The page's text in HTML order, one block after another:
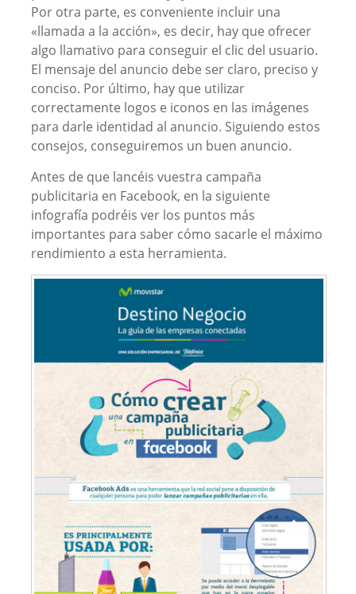
Por otra parte, es conveniente incluir una
«llamada a la acción», es decir, hay que ofrecer
algo llamativo para conseguir el clic del usuario.
El mensaje del anuncio debe ser claro, preciso y
conciso. Por último, hay que utilizar
correctamente logos e iconos en las imágenes
para darle identidad al anuncio. Siguiendo estos
consejos, conseguiremos un buen anuncio.
Antes de que lancéis vuestra campaña
publicitaria en Facebook, en la siguiente
infografía podréis ver los puntos más
importantes para saber cómo sacarle el máximo
rendimiento a esta herramienta.